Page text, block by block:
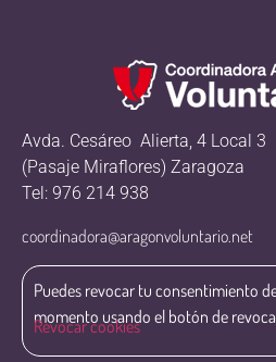
Avda. Cesáreo Alierta, 4 Local 3
(Pasaje Miraflores) Zaragoza
Tel: 976 214 938
coordinadora@aragonvoluntario.net
Puedes revocar tu consentimiento
momento usando el botón de
Revocar cookies